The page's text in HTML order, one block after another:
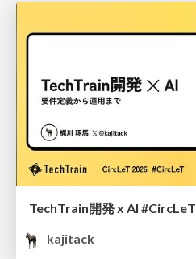
TechTrain開発 x AI #CircLeT
kajitack